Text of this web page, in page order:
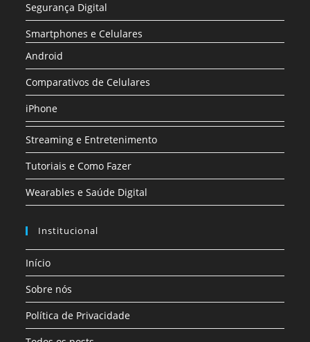
Segurança Digital
Smartphones e Celulares
Android
Comparativos de Celulares
iPhone
Streaming e Entretenimento
Tutoriais e Como Fazer
Wearables e Saúde Digital
Institucional
Início
Sobre nós
Política de Privacidade